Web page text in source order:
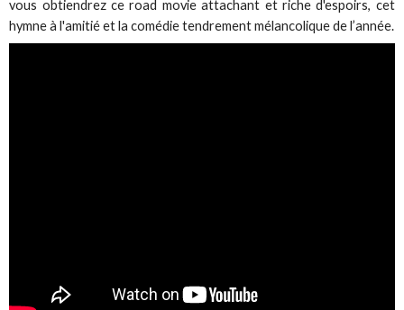
vous obtiendrez ce road movie attachant et riche d'espoirs, cet
hymne à l'amitié et la comédie tendrement mélancolique de l’année.